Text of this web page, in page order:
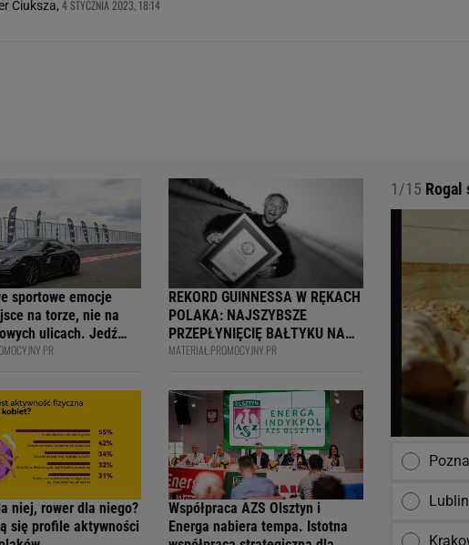
Ciuksza, 4 STYCZNIA 2023, 18:14
sportowe emocje
na torze, nie na
ulicach. Jedź
- apelują
twórcy na 4F Racing
PR
REKORD GUINNESSA W RĘKACH
POLAKA: NAJSZYBSZE
PRZEPŁYNIĘCIĘ BAŁTYKU NA
DESCE WINDSURFINGOWEJ -
KSIĘGI
MATERIAŁ PROMOCYJNY PR
niej, rower dla niego?
się profile aktywności
Współpraca AZS Olsztyn i
Energa nabiera tempa. Istotna
1/15 Rogal